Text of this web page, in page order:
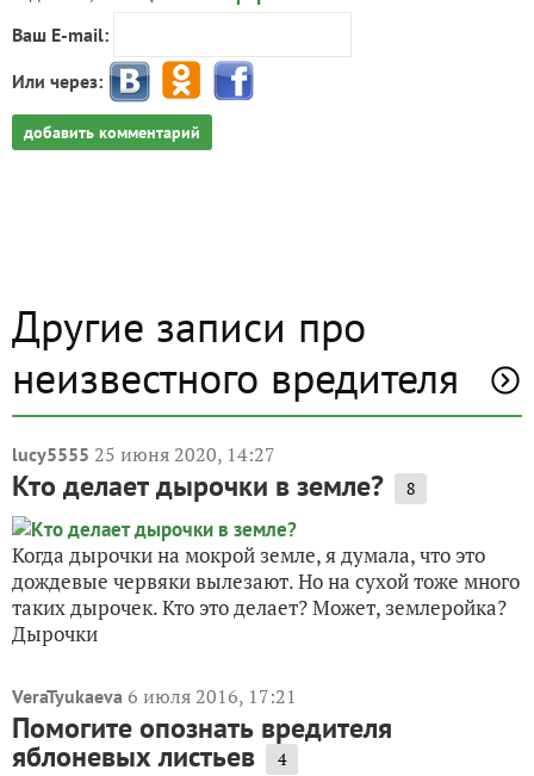
Ваш E-mail:
Или через:
добавить комментарий
Другие записи про
неизвестного вредителя
lucy5555 25 июня 2020, 14:27
Кто делает дырочки в земле? 8
Когда дырочки на мокрой земле, я думала, что это
дождевые червяки вылезают. Но на сухой тоже много
таких дырочек. Кто это делает? Может, землеройка?
Дырочки
VeraTyukaeva 6 июля 2016, 17:21
Помогите опознать вредителя
яблоневых листьев 4